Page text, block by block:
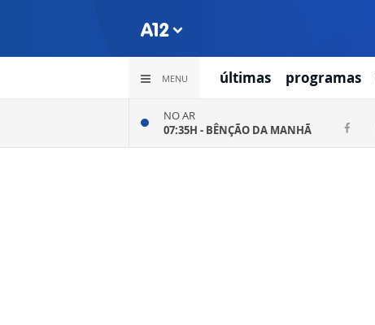
MENU últimas programas
NO AR
07:35H - BÊNÇÃO DA MANHÃ